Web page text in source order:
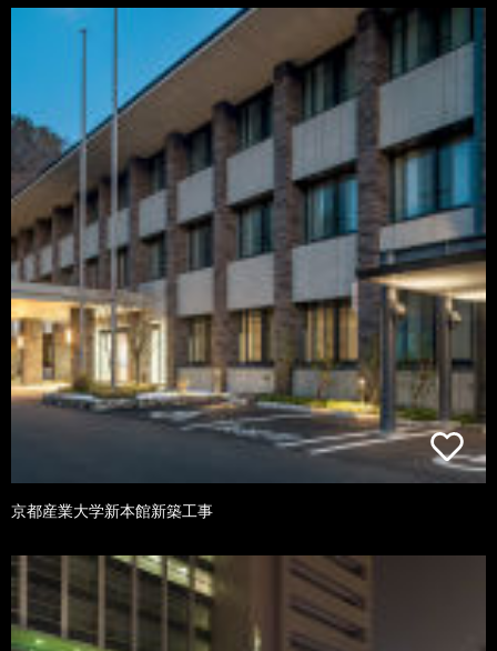
京都産業大学新本館新築工事